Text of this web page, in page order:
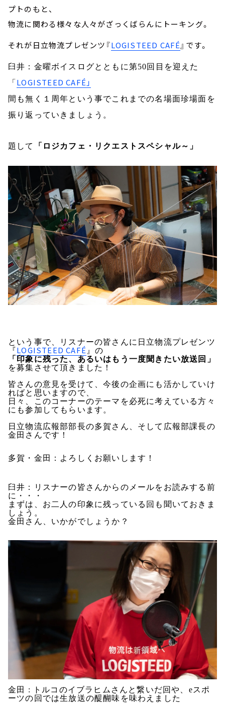
プトのもと、
物流に関わる様々な人々がざっくばらんにトーキング。
それが日立物流プレゼンツ『LOGISTEED CAFÉ』です。
臼井：金曜ボイスログとともに第50回目を迎えた
「 LOGISTEED CAFÉ」
間も無く１周年という事でこれまでの名場面珍場面を
振り返っていきましょう。
題して 「ロジカフェ・リクエストスペシャル～」
という事で、リスナーの皆さんに日立物流プレゼンツ
『LOGISTEED CAFÉ 』の
「印象に残った、あるいはもう一度聞きたい放送回」
を募集させて頂きました！
皆さんの意見を受けて、今後の企画にも活かしていけ
ればと思いますので、
日々、このコーナーのテーマを必死に考えている方々
にも参加してもらいます。
日立物流広報部部長の多賀さん、そして広報部課長の
金田さんです！
多賀・金田：よろしくお願いします！
臼井：リスナーの皆さんからのメールをお読みする前
に・・・
まずは、お二人の印象に残っている回も聞いておきま
しょう。
金田さん、いかがでしょうか？
金田 : トルコのイブラヒムさんと繋いだ回や、eスポ
ーツの回では生放送の醍醐味を味わえました